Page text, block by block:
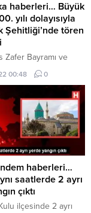
haberleri… Büyük
yılı dolayısıyla
Şehitliği’nde tören
Zafer Bayramı ve
Günü
Türk
tören yapıldı. Törene
00:48 0
haberleri…
saatlerde 2 ayrı
çıktı
ilçesinde 2 ayrı